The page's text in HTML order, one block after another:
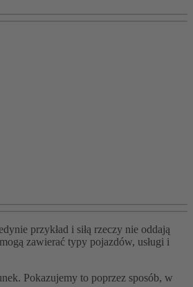
przykład i siłą rzeczy nie oddają
zawierać typy pojazdów, usługi i
Pokazujemy to poprzez sposób, w